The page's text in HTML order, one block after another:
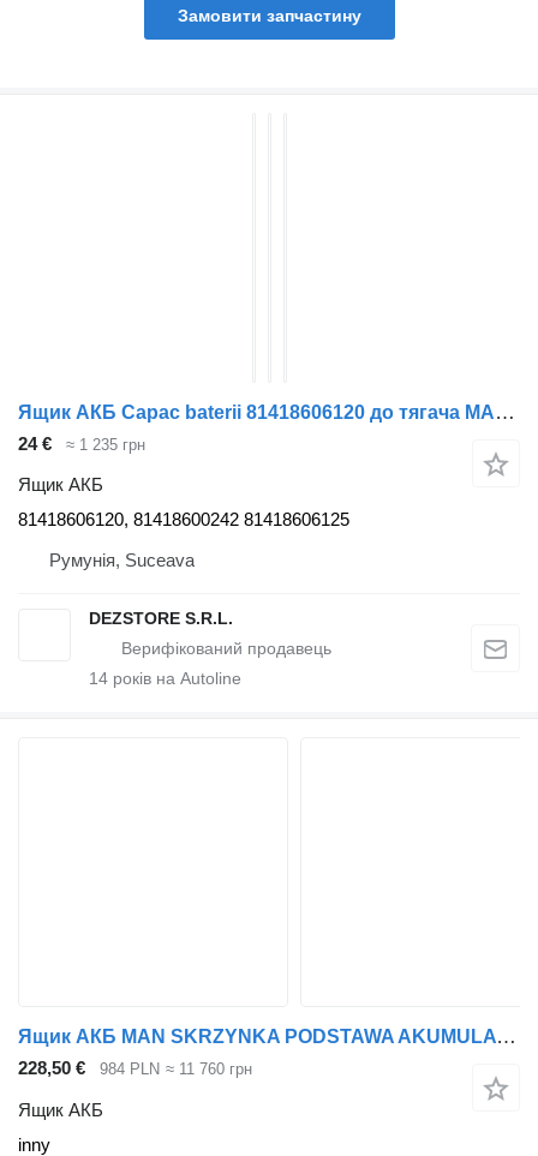
Замовити запчастину
Ящик АКБ Capac baterii 81418606120 до тягача MAN TGX
24 € ≈ 1 235 грн
Ящик АКБ
81418606120, 81418600242 81418606125
Румунія, Suceava
DEZSTORE S.R.L.
14 років на Autoline
Ящик АКБ MAN SKRZYNKA PODSTAWA AKUMULATORÓW MAN TGX TGS EURO 6 inny до тягача
228,50 € 984 PLN ≈ 11 760 грн
Ящик АКБ
inny